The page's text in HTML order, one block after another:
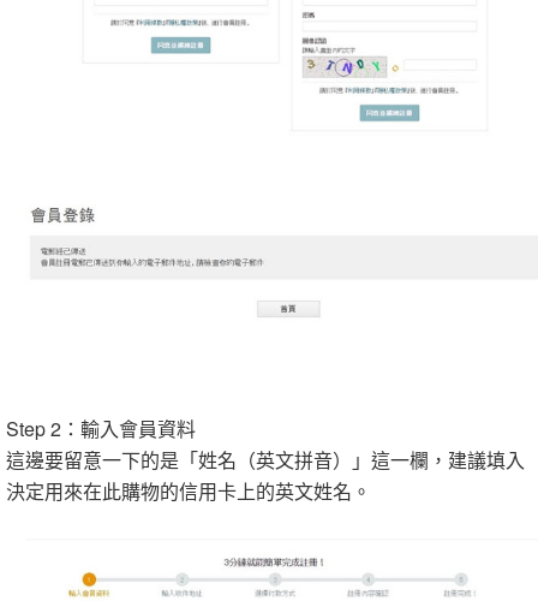
Step 2：輸入會員資料
這邊要留意一下的是「姓名（英文拼音）」這一欄，建議填入
決定用來在此購物的信用卡上的英文姓名。